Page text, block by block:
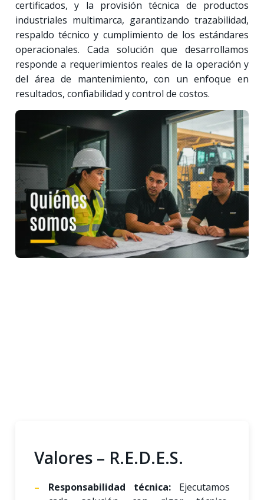
certificados, y la provisión técnica de productos
industriales multimarca, garantizando trazabilidad,
respaldo técnico y cumplimiento de los estándares
operacionales. Cada solución que desarrollamos
responde a requerimientos reales de la operación y
del área de mantenimiento, con un enfoque en
resultados, confiabilidad y control de costos.
Valores – R.E.D.E.S.
Responsabilidad técnica: Ejecutamos